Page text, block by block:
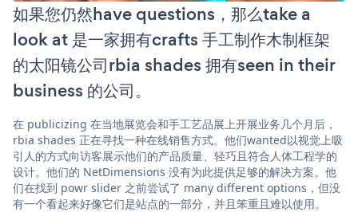
如果您仍然have questions，那么take a
look at 是一家拥有crafts 手工制作木制框架
的太阳镜公司rbia shades 拥有seen in their
business 的公司。
在 publicizing 在当地展览会和手工艺品展上开展业务几个月后，
rbia shades 正在寻找一种在线销售方式。他们wanted以视觉上吸
引人的方式向访客展示他们的产品质量、轻巧且符合人体工程学的
设计。他们的 NetDimensions 没有为此提供足够的解决方案。他
们在找到 powr slider 之前尝试了 many different options，但没
有一个看起来好像它们是站点的一部分，并且笨重且难以使用。